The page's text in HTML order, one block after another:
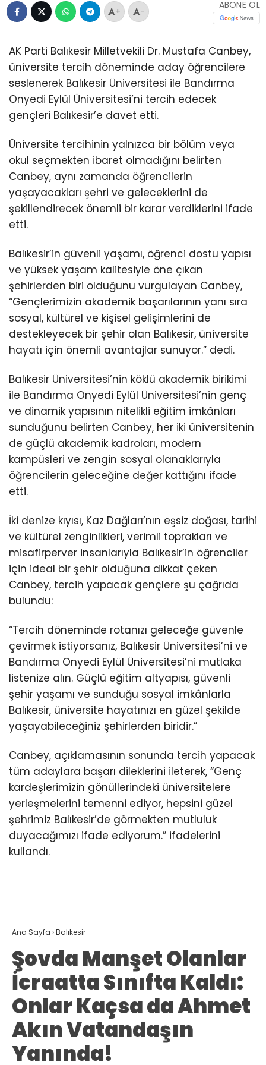
+ -
ABONE OL
AK Parti Balıkesir Milletvekili Dr. Mustafa Canbey,
üniversite tercih döneminde aday öğrencilere
seslenerek Balıkesir Üniversitesi ile Bandırma
Onyedi Eylül Üniversitesi’ni tercih edecek
gençleri Balıkesir’e davet etti.
Üniversite tercihinin yalnızca bir bölüm veya
okul seçmekten ibaret olmadığını belirten
Canbey, aynı zamanda öğrencilerin
yaşayacakları şehri ve geleceklerini de
şekillendirecek önemli bir karar verdiklerini ifade
etti.
Balıkesir’in güvenli yaşamı, öğrenci dostu yapısı
ve yüksek yaşam kalitesiyle öne çıkan
şehirlerden biri olduğunu vurgulayan Canbey,
“Gençlerimizin akademik başarılarının yanı sıra
sosyal, kültürel ve kişisel gelişimlerini de
destekleyecek bir şehir olan Balıkesir, üniversite
hayatı için önemli avantajlar sunuyor.” dedi.
Balıkesir Üniversitesi’nin köklü akademik birikimi
ile Bandırma Onyedi Eylül Üniversitesi’nin genç
ve dinamik yapısının nitelikli eğitim imkânları
sunduğunu belirten Canbey, her iki üniversitenin
de güçlü akademik kadroları, modern
kampüsleri ve zengin sosyal olanaklarıyla
öğrencilerin geleceğine değer kattığını ifade
etti.
İki denize kıyısı, Kaz Dağları’nın eşsiz doğası, tarihi
ve kültürel zenginlikleri, verimli toprakları ve
misafirperver insanlarıyla Balıkesir’in öğrenciler
için ideal bir şehir olduğuna dikkat çeken
Canbey, tercih yapacak gençlere şu çağrıda
bulundu:
“Tercih döneminde rotanızı geleceğe güvenle
çevirmek istiyorsanız, Balıkesir Üniversitesi’ni ve
Bandırma Onyedi Eylül Üniversitesi’ni mutlaka
listenize alın. Güçlü eğitim altyapısı, güvenli
şehir yaşamı ve sunduğu sosyal imkânlarla
Balıkesir, üniversite hayatınızı en güzel şekilde
yaşayabileceğiniz şehirlerden biridir.”
Canbey, açıklamasının sonunda tercih yapacak
tüm adaylara başarı dileklerini ileterek, “Genç
kardeşlerimizin gönüllerindeki üniversitelere
yerleşmelerini temenni ediyor, hepsini güzel
şehrimiz Balıkesir’de görmekten mutluluk
duyacağımızı ifade ediyorum.” ifadelerini
kullandı.
Ana Sayfa ›Balıkesir
Şovda Manşet Olanlar
İcraatta Sınıfta Kaldı:
Onlar Kaçsa da Ahmet
Akın Vatandaşın
Yanında!